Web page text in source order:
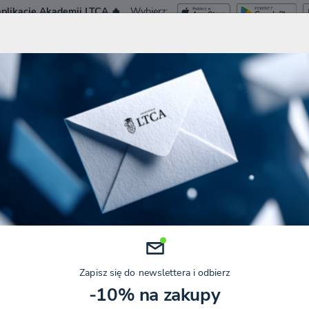
Akademii LTCA 🔥 Wybierz:
I WEBINARY SZKOLENIA ZAMKNIĘTE KONFERENCJE
🔨 NA JAKIE WYDATKI REMONTOWE PRZYSŁUGUJE ULGA
jakie wydatki remontowe
Kategorie
AKTUALNOŚCI PODATKOWE
Data
Zapisz się do newslettera i odbierz
-10% na zakupy